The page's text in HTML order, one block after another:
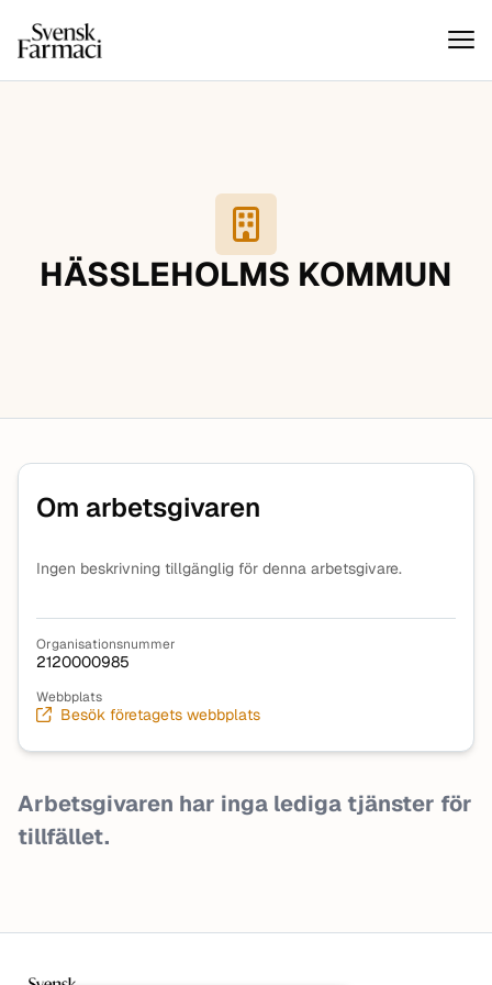
Hoppa till innehåll
Svensk farmaci
HÄSSLEHOLMS KOMMUN
Om arbetsgivaren
Ingen beskrivning tillgänglig för denna arbetsgivare.
Organisationsnummer
2120000985
Webbplats
Besök företagets webbplats
Arbetsgivaren har inga lediga tjänster för
tillfället.